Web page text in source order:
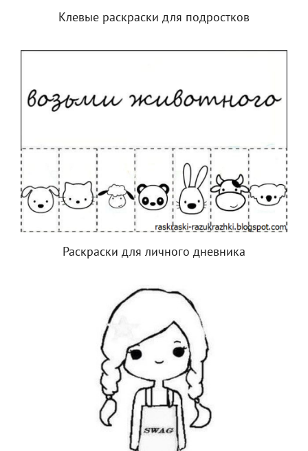
Клевые раскраски для подростков
Раскраски для личного дневника